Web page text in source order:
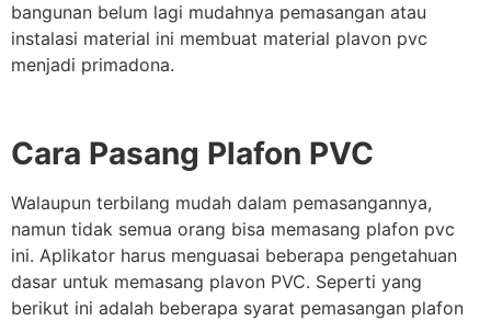
bangunan belum lagi mudahnya pemasangan atau
instalasi material ini membuat material plavon pvc
menjadi primadona.
Cara Pasang Plafon PVC
Walaupun terbilang mudah dalam pemasangannya,
namun tidak semua orang bisa memasang plafon pvc
ini. Aplikator harus menguasai beberapa pengetahuan
dasar untuk memasang plavon PVC. Seperti yang
berikut ini adalah beberapa syarat pemasangan plafon